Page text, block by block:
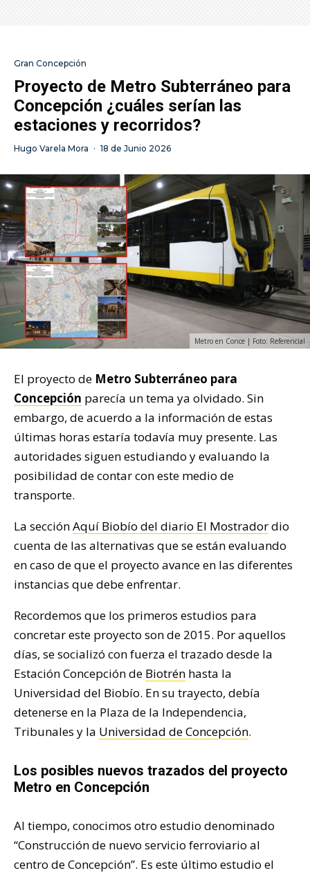
Gran Concepción
Proyecto de Metro Subterráneo para
Concepción ¿cuáles serían las
estaciones y recorridos?
Hugo Varela Mora · 18 de Junio 2026
Metro en Conce | Foto: Referencial
El proyecto de Metro Subterráneo para
Concepción parecía un tema ya olvidado. Sin
embargo, de acuerdo a la información de estas
últimas horas estaría todavía muy presente. Las
autoridades siguen estudiando y evaluando la
posibilidad de contar con este medio de
transporte.
La secciónAquí Biobío del diario El Mostradordio
cuenta de las alternativas que se están evaluando
en caso de que el proyecto avance en las diferentes
instancias que debe enfrentar.
Recordemos que los primeros estudios para
concretar este proyecto son de 2015. Por aquellos
días, se socializó con fuerza el trazado desde la
Estación Concepción de Biotrén hasta la
Universidad del Biobío. En su trayecto, debía
detenerse en la Plaza de la Independencia,
Tribunales y la Universidad de Concepción.
Los posibles nuevos trazados del proyecto
Metro en Concepción
Al tiempo, conocimos otro estudio denominado
“Construcción de nuevo servicio ferroviario al
centro de Concepción”. Es este último estudio el